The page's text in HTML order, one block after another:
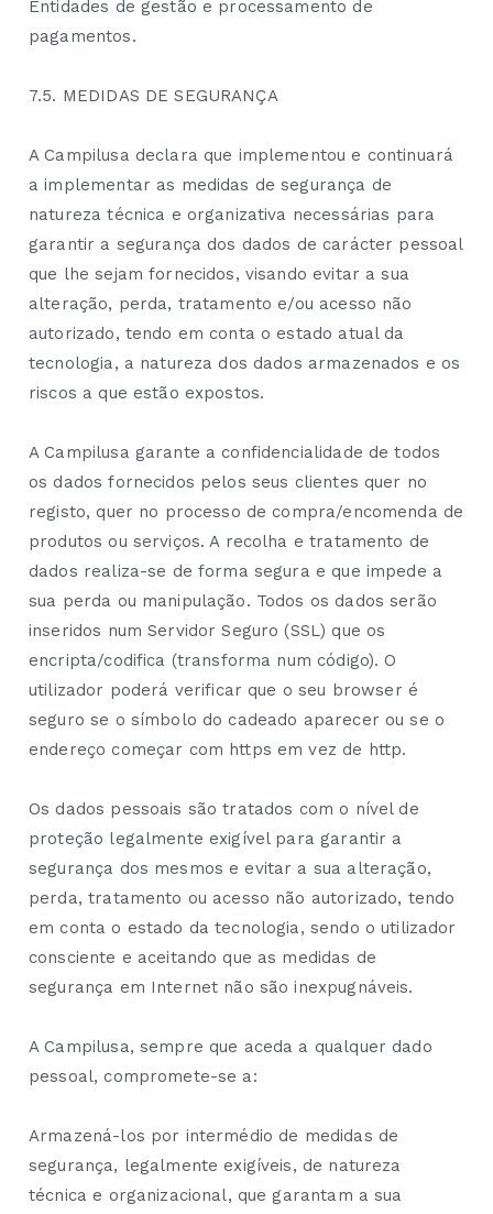
Entidades de gestão e processamento de
pagamentos.
7.5. MEDIDAS DE SEGURANÇA
A Campilusa declara que implementou e continuará
a implementar as medidas de segurança de
natureza técnica e organizativa necessárias para
garantir a segurança dos dados de carácter pessoal
que lhe sejam fornecidos, visando evitar a sua
alteração, perda, tratamento e/ou acesso não
autorizado, tendo em conta o estado atual da
tecnologia, a natureza dos dados armazenados e os
riscos a que estão expostos.
A Campilusa garante a confidencialidade de todos
os dados fornecidos pelos seus clientes quer no
registo, quer no processo de compra/encomenda de
produtos ou serviços. A recolha e tratamento de
dados realiza-se de forma segura e que impede a
sua perda ou manipulação. Todos os dados serão
inseridos num Servidor Seguro (SSL) que os
encripta/codifica (transforma num código). O
utilizador poderá verificar que o seu browser é
seguro se o símbolo do cadeado aparecer ou se o
endereço começar com https em vez de http.
Os dados pessoais são tratados com o nível de
proteção legalmente exigível para garantir a
segurança dos mesmos e evitar a sua alteração,
perda, tratamento ou acesso não autorizado, tendo
em conta o estado da tecnologia, sendo o utilizador
consciente e aceitando que as medidas de
segurança em Internet não são inexpugnáveis.
A Campilusa, sempre que aceda a qualquer dado
pessoal, compromete-se a:
Armazená-los por intermédio de medidas de
segurança, legalmente exigíveis, de natureza
técnica e organizacional, que garantam a sua